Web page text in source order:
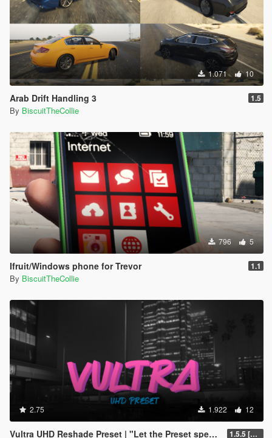
1.071 10
Arab Drift Handling 3 1.5
By BiscuitTheCollie
796 5
Ifruit/Windows phone for Trevor 1.1
By BiscuitTheCollie
2.75 1.922 12
Vultra UHD Reshade Preset | "Let the Preset speak for itself" 1.5.5 [LITE update]